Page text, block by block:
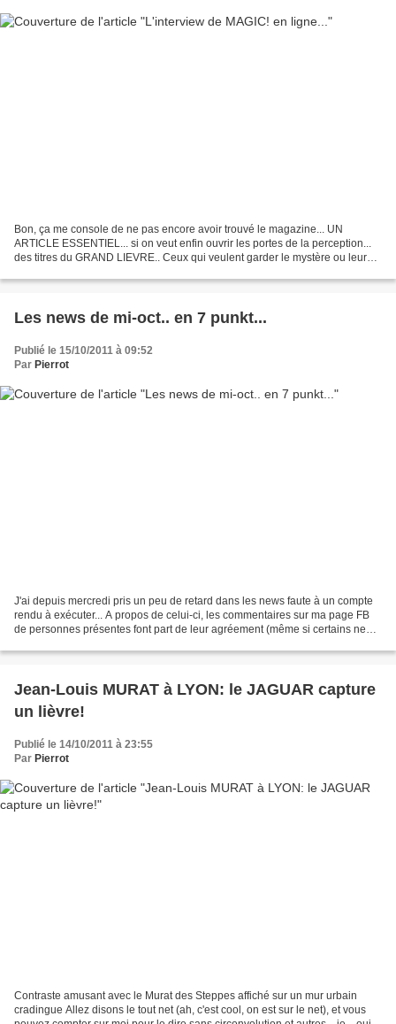
Bon, ça me console de ne pas encore avoir trouvé le magazine... UN
ARTICLE ESSENTIEL... si on veut enfin ouvrir les portes de la perception...
des titres du GRAND LIEVRE.. Ceux qui veulent garder le mystère ou leur
Les news de mi-oct.. en 7 punkt...
Publié le 15/10/2011 à 09:52
Par Pierrot
J'ai depuis mercredi pris un peu de retard dans les news faute à un compte
rendu à exécuter... A propos de celui-ci, les commentaires sur ma page FB
de personnes présentes font part de leur agréement (même si certains ne
Jean-Louis MURAT à LYON: le JAGUAR capture
un lièvre!
Publié le 14/10/2011 à 23:55
Par Pierrot
Contraste amusant avec le Murat des Steppes affiché sur un mur urbain
cradingue Allez disons le tout net (ah, c'est cool, on est sur le net), et vous